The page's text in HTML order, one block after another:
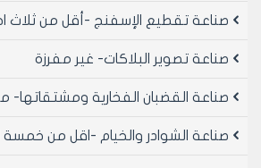
صناعة تقطيع الإسفنج -أقل من ثلاث
صناعة تصوير البلاكات- غير مفرزة
صناعة القضبان الفخارية ومشتقاتها-
صناعة الشوادر والخيام -اقل من